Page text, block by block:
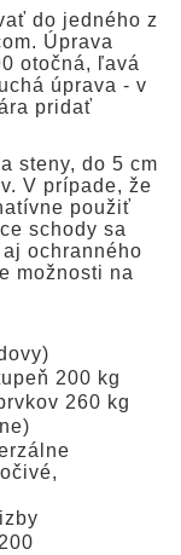
do jedného z
Úprava
otočná, ľavá
úprava - v
pridať
steny, do 5 cm
V prípade, že
použiť
schody sa
ochranného
možnosti na
200 kg
260 kg